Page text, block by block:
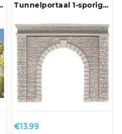
Tunnelportaal 1-sporig
€13.99